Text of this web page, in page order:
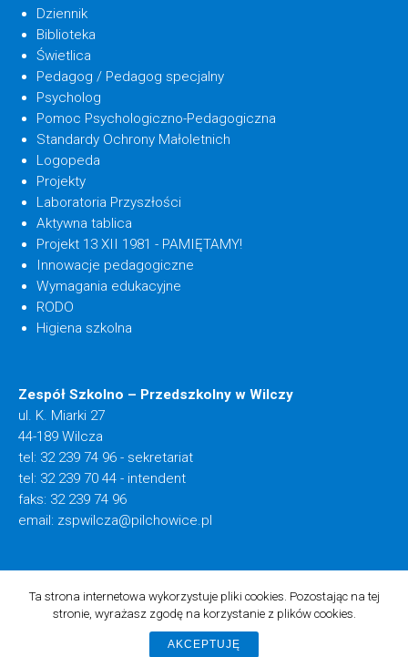
Dziennik
Biblioteka
Świetlica
Pedagog / Pedagog specjalny
Psycholog
Pomoc Psychologiczno-Pedagogiczna
Standardy Ochrony Małoletnich
Logopeda
Projekty
Laboratoria Przyszłości
Aktywna tablica
Projekt 13 XII 1981 - PAMIĘTAMY!
Innowacje pedagogiczne
Wymagania edukacyjne
RODO
Higiena szkolna
Zespół Szkolno – Przedszkolny w Wilczy
ul. K. Miarki 27
44-189 Wilcza
tel: 32 239 74 96 - sekretariat
tel: 32 239 70 44 - intendent
faks: 32 239 74 96
email: zspwilcza@pilchowice.pl
Realizacja: Lioosys
Ta strona internetowa wykorzystuje pliki cookies. Pozostając na tej
stronie, wyrażasz zgodę na korzystanie z plików cookies.
AKCEPTUJĘ